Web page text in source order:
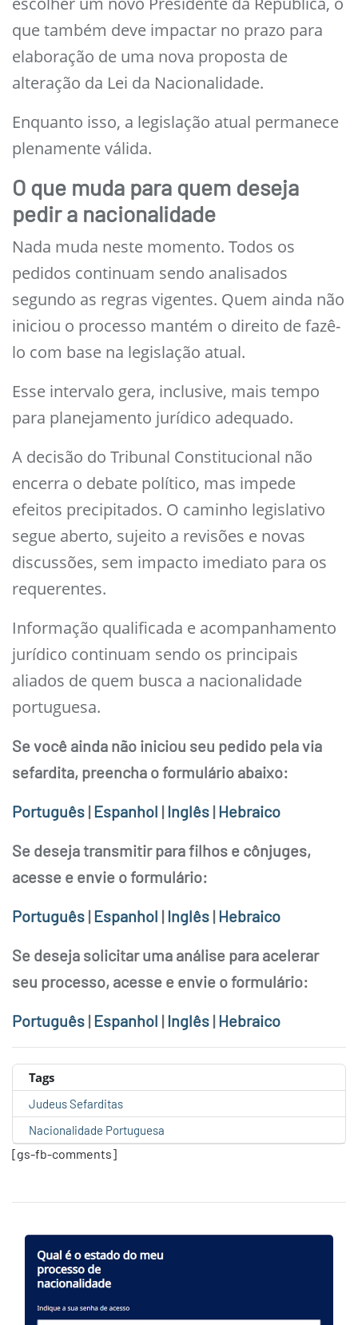
que também deve impactar no prazo para
elaboração de uma nova proposta de
alteração da Lei da Nacionalidade.
Enquanto isso, a legislação atual permanece
plenamente válida.
O que muda para quem deseja
pedir a nacionalidade
Nada muda neste momento. Todos os
pedidos continuam sendo analisados
segundo as regras vigentes. Quem ainda não
iniciou o processo mantém o direito de fazê-
lo com base na legislação atual.
Esse intervalo gera, inclusive, mais tempo
para planejamento jurídico adequado.
A decisão do Tribunal Constitucional não
encerra o debate político, mas impede
efeitos precipitados. O caminho legislativo
segue aberto, sujeito a revisões e novas
discussões, sem impacto imediato para os
requerentes.
Informação qualificada e acompanhamento
jurídico continuam sendo os principais
aliados de quem busca a nacionalidade
portuguesa.
Se você ainda não iniciou seu pedido pela via
sefardita, preencha o formulário abaixo:
Português |Espanhol |Inglês |Hebraico
Se deseja transmitir para filhos e cônjuges,
acesse e envie o formulário:
Português |Espanhol |Inglês |Hebraico
Se deseja solicitar uma análise para acelerar
seu processo, acesse e envie o formulário:
Português |Espanhol |Inglês |Hebraico
Tags
Judeus Sefarditas
Nacionalidade Portuguesa
[gs-fb-comments]